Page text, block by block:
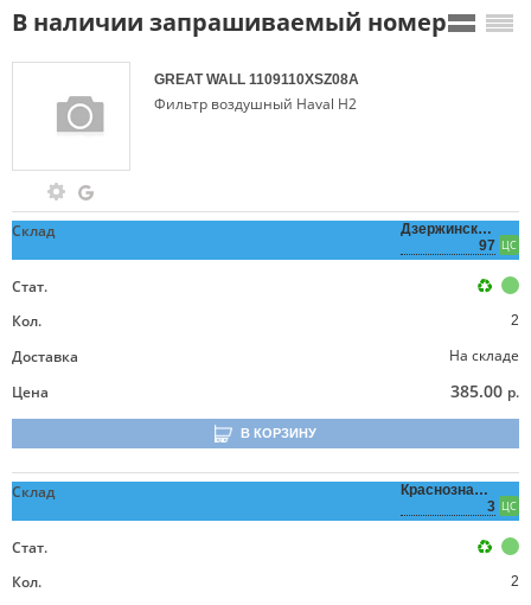
В наличии запрашиваемый номер
GREAT WALL 1109110XSZ08A
Фильтр воздушный Haval H2
Склад
Дзержинского,
97 ЦС
Стат.
Кол.
2
Доставка
На складе
Цена
385.00 р.
В КОРЗИНУ
Склад
Краснознаменная,
3 ЦС
Стат.
Кол.
2